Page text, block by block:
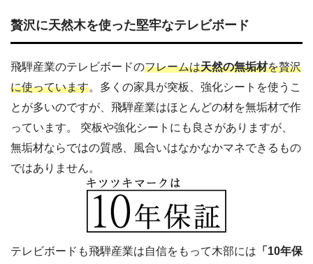
贅沢に天然木を使った堅牢なテレビボード
飛騨産業のテレビボードのフレームは天然の無垢材を贅沢
に使っています。多くの家具が突板、強化シートを使うこ
とが多いのですが、飛騨産業はほとんどの材を無垢材で作
っています。 突板や強化シートにも良さがありますが、
無垢材ならではの質感、風合いはなかなかマネできるもの
ではありません。
テレビボードも飛騨産業は自信をもって木部には 「10年保